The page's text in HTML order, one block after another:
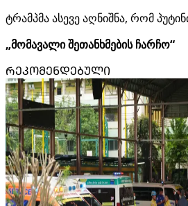
ტრამპმა ასევე აღნიშნა, რომ
„მომავალი შეთანხმების ჩარჩო“
ᲠᲔᲙᲝᲛᲔᲜᲓᲔᲑᲣᲚᲘ